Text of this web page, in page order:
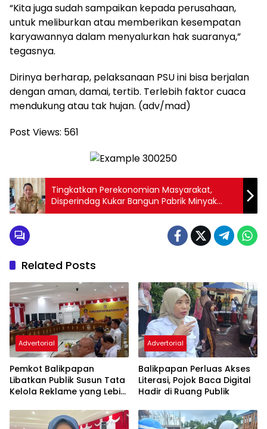
“Kita juga sudah sampaikan kepada perusahaan,
untuk meliburkan atau memberikan kesempatan
karyawannya dalam menyalurkan hak suaranya,”
tegasnya.
Dirinya berharap, pelaksanaan PSU ini bisa berjalan
dengan aman, damai, tertib. Terlebih faktor cuaca
mendukung atau tak hujan. (adv/mad)
Post Views: 561
Tingkatkan Perekonomian Masyarakat,
Disperindag Kukar Bangun Pabrik Minyak
Makan Merah
Related Posts
Advertorial
Pemkot Balikpapan
Libatkan Publik Susun Tata
Kelola Reklame yang Lebih
Advertorial
Balikpapan Perluas Akses
Literasi, Pojok Baca Digital
Hadir di Ruang Publik